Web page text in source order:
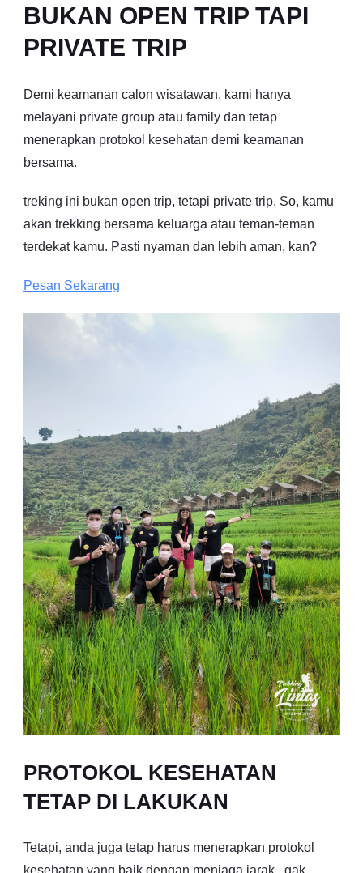
BUKAN OPEN TRIP TAPI
PRIVATE TRIP
Demi keamanan calon wisatawan, kami hanya
melayani private group atau family dan tetap
menerapkan protokol kesehatan demi keamanan
bersama.
treking ini bukan open trip, tetapi private trip. So, kamu
akan trekking bersama keluarga atau teman-teman
terdekat kamu. Pasti nyaman dan lebih aman, kan?
Pesan Sekarang
PROTOKOL KESEHATAN
TETAP DI LAKUKAN
Tetapi, anda juga tetap harus menerapkan protokol